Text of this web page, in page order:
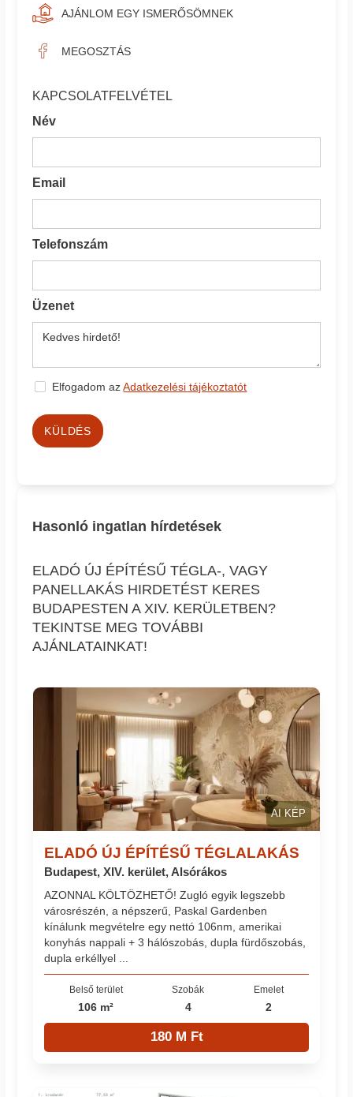
AJÁNLOM EGY ISMERŐSÖMNEK
MEGOSZTÁS
KAPCSOLATFELVÉTEL
Név
Email
Telefonszám
Üzenet
Elfogadom azAdatkezelési tájékoztatót
KÜLDÉS
Hasonló ingatlan hírdetések
ELADÓ ÚJ ÉPÍTÉSŰ TÉGLA-, VAGY
PANELLAKÁS HIRDETÉST KERES
BUDAPESTEN A XIV. KERÜLETBEN?
TEKINTSE MEG TOVÁBBI
AJÁNLATAINKAT!
AI KÉP
ELADÓ ÚJ ÉPÍTÉSŰ TÉGLALAKÁS
Budapest, XIV. kerület, Alsórákos
AZONNAL KÖLTÖZHETŐ! Zugló egyik legszebb
városrészén, a népszerű, Paskal Gardenben
kínálunk megvételre egy nettó 106nm, amerikai
konyhás nappali + 3 hálószobás, dupla fürdőszobás,
dupla erkéllyel ...
Belső terület
106 m²
Szobák
4
Emelet
2
180 M Ft